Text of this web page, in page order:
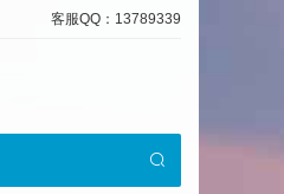
客服QQ：13789339